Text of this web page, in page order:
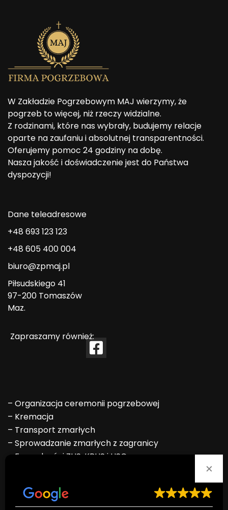
W Zakładzie Pogrzebowym MAJ wierzymy, że
pogrzeb to więcej, niż rzeczy widzialne.
Z rodzinami, które nas wybrały, budujemy relacje
oparte na zaufaniu i absolutnej transparentności.
Oferujemy pomoc 24 godziny na dobę.
Nasza jakość i doświadczenie jest do Państwa
dyspozycji!
Dane teleadresowe
+48 693 123 123
+48 605 400 004
biuro@zpmaj.pl
Piłsudskiego 41
97-200 Tomaszów
Maz.
Zapraszamy również:
– Organizacja ceremonii pogrzebowej
– Kremacja
– Transport zmarłych
– Sprowadzanie zmarłych z zagranicy
Formalności ZUS, KRUS i USC
Oprawa muzyczna